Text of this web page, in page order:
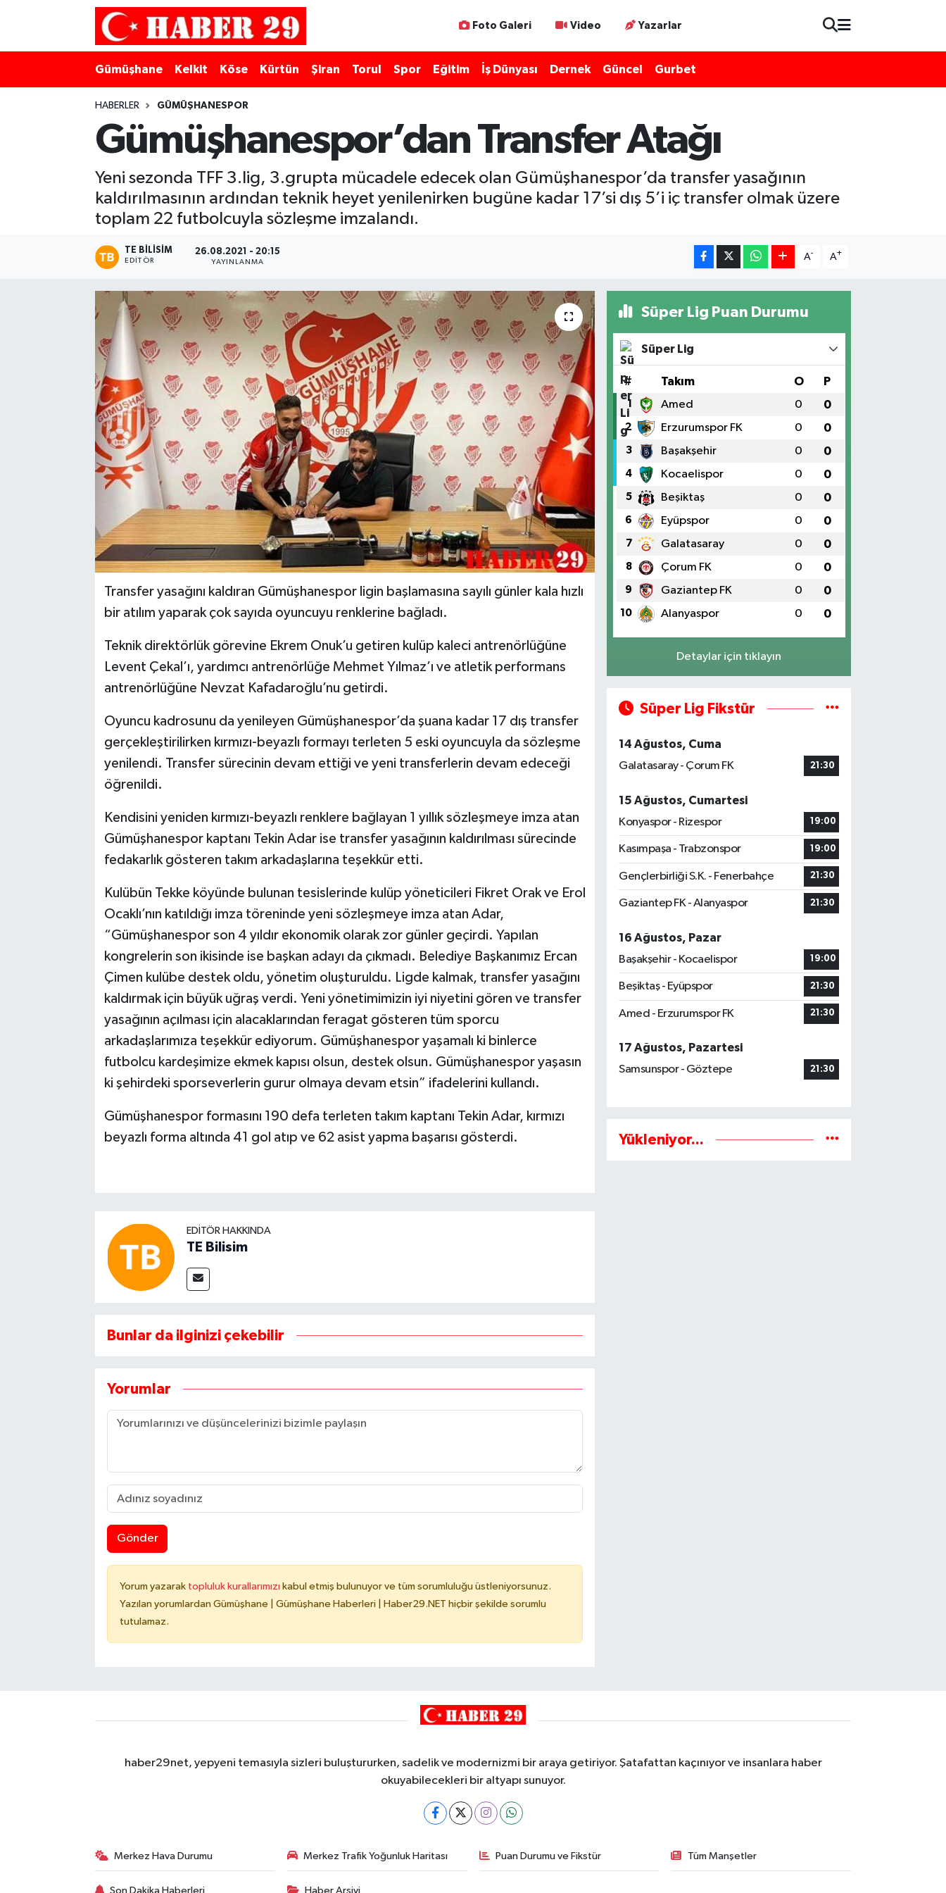
Foto Galeri Video Yazarlar
Gümüşhane Kelkit Köse Kürtün Şiran Torul Spor Eğitim İş Dünyası Dernek Güncel Gurbet
HABERLER GÜMÜŞHANESPOR
Gümüşhanespor’dan Transfer Atağı
Yeni sezonda TFF 3.lig, 3.grupta mücadele edecek olan Gümüşhanespor’da transfer yasağının
kaldırılmasının ardından teknik heyet yenilenirken bugüne kadar 17’si dış 5’i iç transfer olmak üzere
toplam 22 futbolcuyla sözleşme imzalandı.
TE BILISIM
EDITÖR
26.08.2021 - 20:15
YAYINLANMA
A- A+
Transfer yasağını kaldıran Gümüşhanespor ligin başlamasına sayılı günler kala hızlı
bir atılım yaparak çok sayıda oyuncuyu renklerine bağladı.
Teknik direktörlük görevine Ekrem Onuk’u getiren kulüp kaleci antrenörlüğüne
Levent Çekal’ı, yardımcı antrenörlüğe Mehmet Yılmaz’ı ve atletik performans
antrenörlüğüne Nevzat Kafadaroğlu’nu getirdi.
Oyuncu kadrosunu da yenileyen Gümüşhanespor’da şuana kadar 17 dış transfer
gerçekleştirilirken kırmızı-beyazlı formayı terleten 5 eski oyuncuyla da sözleşme
yenilendi. Transfer sürecinin devam ettiği ve yeni transferlerin devam edeceği
öğrenildi.
Kendisini yeniden kırmızı-beyazlı renklere bağlayan 1 yıllık sözleşmeye imza atan
Gümüşhanespor kaptanı Tekin Adar ise transfer yasağının kaldırılması sürecinde
fedakarlık gösteren takım arkadaşlarına teşekkür etti.
Kulübün Tekke köyünde bulunan tesislerinde kulüp yöneticileri Fikret Orak ve Erol
Ocaklı’nın katıldığı imza töreninde yeni sözleşmeye imza atan Adar,
“Gümüşhanespor son 4 yıldır ekonomik olarak zor günler geçirdi. Yapılan
kongrelerin son ikisinde ise başkan adayı da çıkmadı. Belediye Başkanımız Ercan
Çimen kulübe destek oldu, yönetim oluşturuldu. Ligde kalmak, transfer yasağını
kaldırmak için büyük uğraş verdi. Yeni yönetimimizin iyi niyetini gören ve transfer
yasağının açılması için alacaklarından feragat gösteren tüm sporcu
arkadaşlarımıza teşekkür ediyorum. Gümüşhanespor yaşamalı ki binlerce
futbolcu kardeşimize ekmek kapısı olsun, destek olsun. Gümüşhanespor yaşasın
ki şehirdeki sporseverlerin gurur olmaya devam etsin” ifadelerini kullandı.
Gümüşhanespor formasını 190 defa terleten takım kaptanı Tekin Adar, kırmızı
beyazlı forma altında 41 gol atıp ve 62 asist yapma başarısı gösterdi.
EDITÖR HAKKINDA
TE Bilisim
Bunlar da ilginizi çekebilir
Yorumlar
Gönder
Yorum yazarak topluluk kurallarımızı kabul etmiş bulunuyor ve tüm sorumluluğu üstleniyorsunuz.
Yazılan yorumlardan Gümüşhane | Gümüşhane Haberleri | Haber29.NET hiçbir şekilde sorumlu
tutulamaz.
Süper Lig Puan Durumu
Süper Lig
# Takım O P
1 Amed 0 0
2 Erzurumspor FK 0 0
3 Başakşehir 0 0
4 Kocaelispor 0 0
5 Beşiktaş 0 0
6 Eyüpspor 0 0
7 Galatasaray 0 0
8 Çorum FK 0 0
9 Gaziantep FK 0 0
10 Alanyaspor 0 0
Detaylar için tıklayın
Süper Lig Fikstür
14 Ağustos, Cuma
Galatasaray - Çorum FK
21:30
15 Ağustos, Cumartesi
Konyaspor - Rizespor
19:00
Kasımpaşa - Trabzonspor 19:00
Gençlerbirliği S.K. - Fenerbahçe 21:30
Gaziantep FK - Alanyaspor 21:30
16 Ağustos, Pazar
Başakşehir - Kocaelispor
19:00
Beşiktaş - Eyüpspor 21:30
Amed - Erzurumspor FK 21:30
17 Ağustos, Pazartesi
Samsunspor - Göztepe
21:30
Yükleniyor...
haber29net, yepyeni temasıyla sizleri buluştururken, sadelik ve modernizmi bir araya getiriyor. Şatafattan kaçınıyor ve insanlara haber
okuyabilecekleri bir altyapı sunuyor.
Merkez Hava Durumu Merkez Trafik Yoğunluk Haritası Puan Durumu ve Fikstür Tüm Manşetler
Son Dakika Haberleri Haber Arşivi
Merkez Hava Durumu
Merkez Trafik Yoğunluk Haritası
Süper Lig Puan Durumu ve Fikstür
Son Dakika Haberleri